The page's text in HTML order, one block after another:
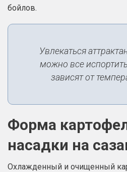
бойлов.
Увлекаться
можно все
зависят от
Форма
насадки на
Охлажденный и очищенный